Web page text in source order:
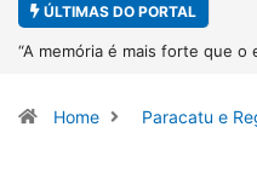
ÚLTIMAS DO PORTAL
4º Fliparacatu tem
Home Paracatu e